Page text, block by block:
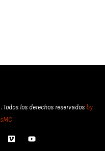
Todos los derechos reservados by